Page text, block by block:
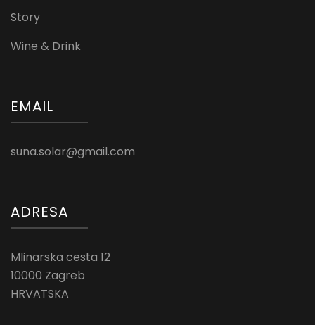
Story
Wine & Drink
EMAIL
suna.solar@gmail.com
ADRESA
Mlinarska cesta 12
10000 Zagreb
HRVATSKA